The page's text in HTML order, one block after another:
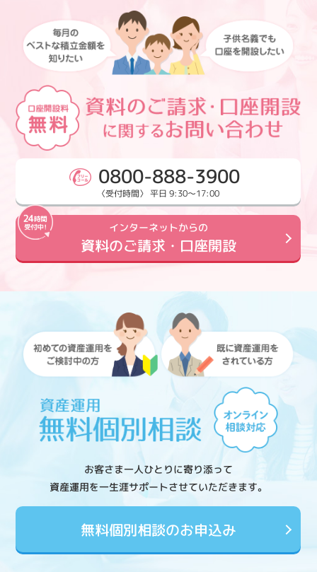
0800-888-3900
〈受付時間〉 平日 9:30～17:00
インターネットからの
資料のご請求・口座開設
お客さま一人ひとりに寄り添って
資産運用を一生涯サポートさせていただきます。
無料個別相談のお申込み